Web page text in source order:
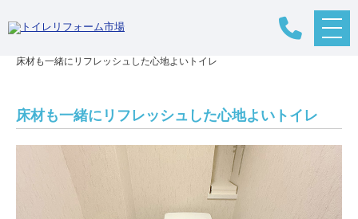
メ
ニ
>
床材も一緒にリフレッシュした心地よいトイレ
床材も一緒にリフレッシュした心地よいトイレ